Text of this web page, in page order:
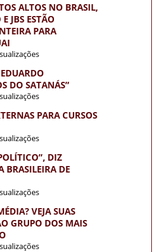
ALTOS NO BRASIL,
JBS ESTÃO
PARA
DO SATANÁS”
PARA CURSOS
DIZ
BRASILEIRA DE
VEJA SUAS
GRUPO DOS MAIS